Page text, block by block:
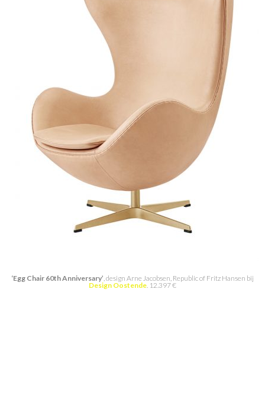
‘Egg Chair 60th Anniversary’, design Arne Jacobsen, Republic of Fritz Hansen bij
Design Oostende. 12.397 €